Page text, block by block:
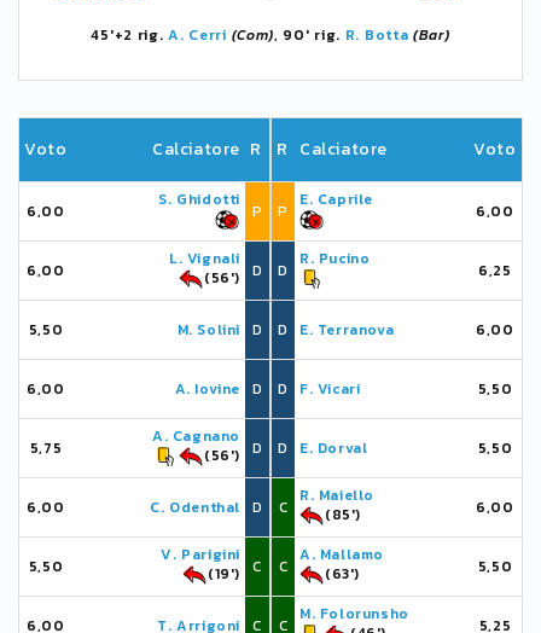
45'+2 rig.A. Cerri (Com), 90' rig. R. Botta (Bar)
Voto Calciatore R
6,00
S. Ghidotti
P
6,00
L. Vignali
(56')
D
5,50 M. Solini D
6,00 A. Iovine D
5,75
A. Cagnano
(56')
D
6,00 C. Odenthal D
5,50
V. Parigini
(19')
C
6,00 T. Arrigoni C
R Calciatore Voto
P
E. Caprile
6,00
D
R. Pucino
6,25
D E. Terranova 6,00
D F. Vicari 5,50
D E. Dorval 5,50
C
R. Maiello
(85')
6,00
C
A. Mallamo
(63')
5,50
C
M. Folorunsho
5,25